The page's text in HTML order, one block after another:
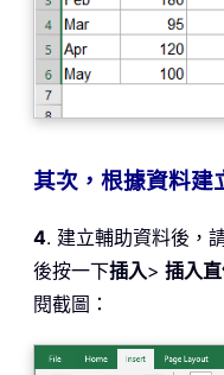
其次，根據資料建
4. 建立輔助資料後，
後按一下插入> 插入
閱截圖：